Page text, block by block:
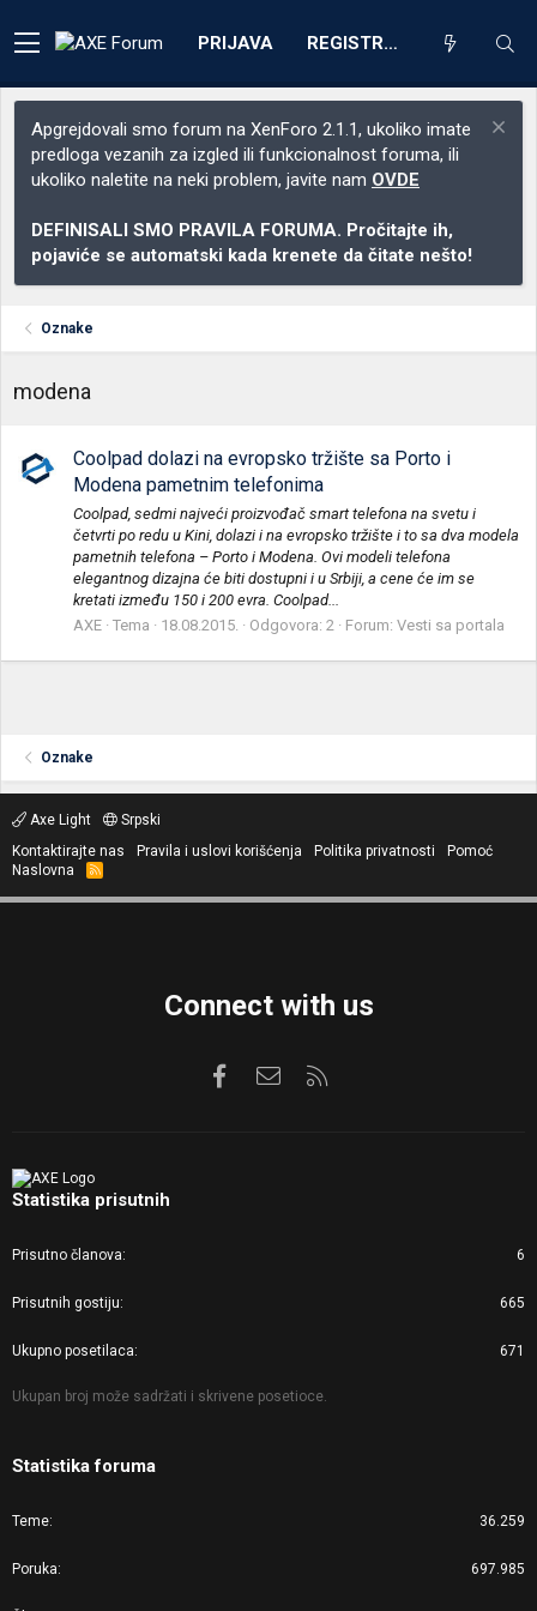
PRIJAVA REGISTRACIJA
Apgrejdovali smo forum na XenForo 2.1.1, ukoliko imate
predloga vezanih za izgled ili funkcionalnost foruma, ili
ukoliko naletite na neki problem, javite nam OVDE
DEFINISALI SMO PRAVILA FORUMA. Pročitajte ih,
pojaviće se automatski kada krenete da čitate nešto!
Oznake
modena
Coolpad dolazi na evropsko tržište sa Porto i
Modena pametnim telefonima
Coolpad, sedmi najveći proizvođač smart telefona na svetu i
četvrti po redu u Kini, dolazi i na evropsko tržište i to sa dva modela
pametnih telefona – Porto i Modena. Ovi modeli telefona
elegantnog dizajna će biti dostupni i u Srbiji, a cene će im se
kretati između 150 i 200 evra. Coolpad...
AXE Tema 18.08.2015. Odgovora: 2 Forum: Vesti sa portala
Oznake
Axe Light
Srpski
Kontaktirajte nas
Pravila i uslovi korišćenja Politika privatnosti
Pomoć
Naslovna
R
S
Connect with us
FacebookKontaktirajte nas
Statistika prisutnih
Prisutno članova 6
Prisutnih gostiju 665
Ukupno posetilaca 671
Ukupan broj može sadržati i skrivene posetioce.
Statistika foruma
Teme 36.259
Poruka 697.985